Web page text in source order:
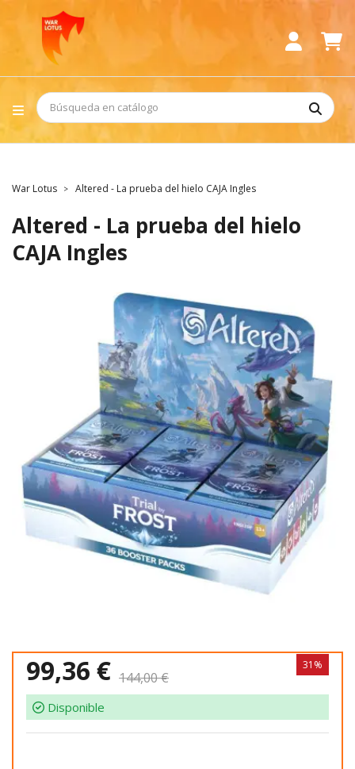
War Lotus Altered - La prueba del hielo CAJA Ingles
Altered - La prueba del hielo
CAJA Ingles
99,36 € 144,00 €
31%
Disponible